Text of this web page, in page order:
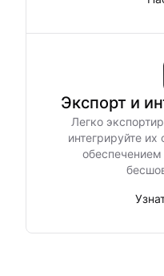
Экспорт и
Легко
интегрируйте